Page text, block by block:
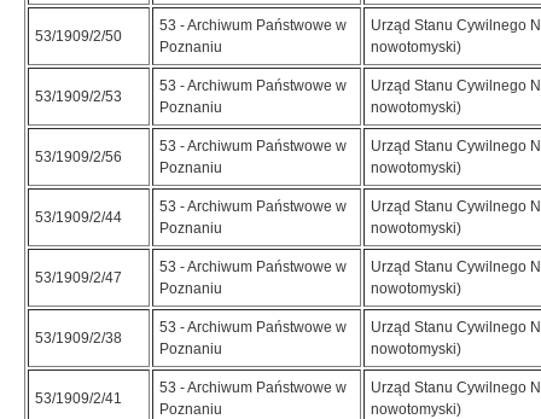
53/1909/2/50
53 - Archiwum Państwowe w
Poznaniu
Urząd Stanu Cywilnego
nowotomyski)
53/1909/2/53
53 - Archiwum Państwowe w
Poznaniu
Urząd Stanu Cywilnego
nowotomyski)
53/1909/2/56
53 - Archiwum Państwowe w
Poznaniu
Urząd Stanu Cywilnego
nowotomyski)
53/1909/2/44
53 - Archiwum Państwowe w
Poznaniu
Urząd Stanu Cywilnego
nowotomyski)
53/1909/2/47
53 - Archiwum Państwowe w
Poznaniu
Urząd Stanu Cywilnego
nowotomyski)
53/1909/2/38
53 - Archiwum Państwowe w
Poznaniu
Urząd Stanu Cywilnego
nowotomyski)
53/1909/2/41
53 - Archiwum Państwowe w
Poznaniu
Urząd Stanu Cywilnego
nowotomyski)